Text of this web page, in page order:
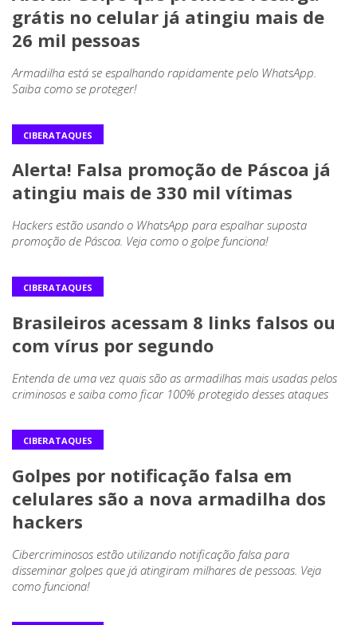
grátis no celular já atingiu mais de
26 mil pessoas
Armadilha está se espalhando rapidamente pelo WhatsApp.
Saiba como se proteger!
CIBERATAQUES
Alerta! Falsa promoção de Páscoa já
atingiu mais de 330 mil vítimas
Hackers estão usando o WhatsApp para espalhar suposta
promoção de Páscoa. Veja como o golpe funciona!
CIBERATAQUES
Brasileiros acessam 8 links falsos ou
com vírus por segundo
Entenda de uma vez quais são as armadilhas mais usadas pelos
criminosos e saiba como ficar 100% protegido desses ataques
CIBERATAQUES
Golpes por notificação falsa em
celulares são a nova armadilha dos
hackers
Cibercriminosos estão utilizando notificação falsa para
disseminar golpes que já atingiram milhares de pessoas. Veja
como funciona!